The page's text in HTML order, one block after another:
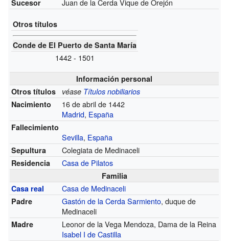
Sucesor Juan de la Cerda Vique de Orejón
Otros títulos
Conde de El Puerto de Santa María
1442 - 1501
Información personal
Otros títulos
véase Títulos nobiliarios
Nacimiento
16 de abril de 1442
Madrid, España
Fallecimiento
Sevilla, España
Sepultura Colegiata de Medinaceli
Residencia Casa de Pilatos
Familia
Casa real
Casa de Medinaceli
Padre Gastón de la Cerda Sarmiento, duque de
Medinaceli
Madre
Leonor de la Vega Mendoza, Dama de la Reina
Isabel I de Castilla